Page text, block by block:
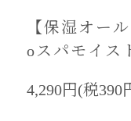
【保湿オー
oスパモイス
4,290円(税390